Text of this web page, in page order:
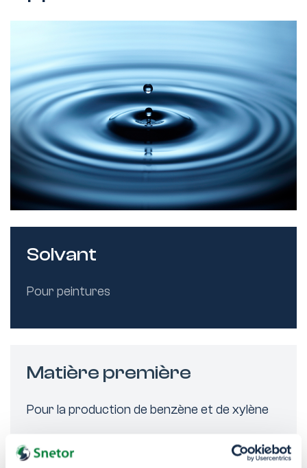
Solvant
Pour peintures
Matière première
Pour la production de benzène et de xylène